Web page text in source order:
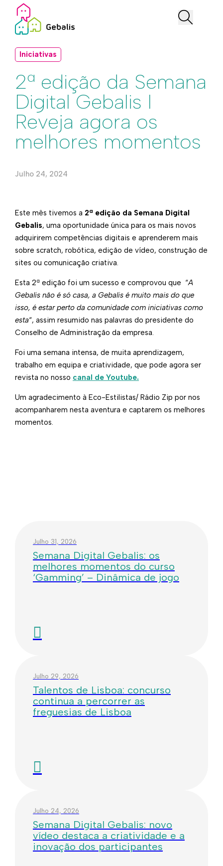
Iniciativas
2ª edição da Semana
Digital Gebalis I
Reveja agora os
melhores momentos
Julho 24, 2024
Este mês tivemos a 2ª edição da Semana Digital
Gebalis, uma oportunidade única para os mais novos
adquirirem competências​ digitais e aprenderem mais
sobre scratch, robótica, edição de vídeo, construção de
sites ou comunicação criativa.
Esta 2ª edição foi um sucesso e comprovou que “A
Gebalis não é só casa, a Gebalis é muito mais do que
isso, é estar perto da comunidade com iniciativas como
esta“, assim resumido nas palavras do presidente do
Conselho de Administração da empresa.
Foi uma semana intensa, de muita aprendizagem,
trabalho em equipa e criatividade, que pode agora ser
revista no nosso canal de Youtube.
Um agradecimento à Eco-Estilistas/ Rádio Zip por nos
acompanharem nesta aventura e captarem os melhores
momentos.
Julho 31, 2026
Semana Digital Gebalis: os
melhores momentos do curso
‘Gamming’ – Dinâmica de jogo
Julho 29, 2026
Talentos de Lisboa: concurso
continua a percorrer as
freguesias de Lisboa
Julho 24, 2026
Semana Digital Gebalis: novo
vídeo destaca a criatividade e a
inovação dos participantes